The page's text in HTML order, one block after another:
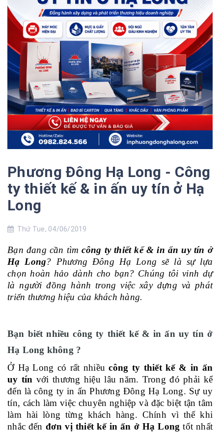
Phương Đông Hạ Long - Công
ty thiết kế & in ấn uy tín ở Hạ
Long
Thứ Tue, 04/06/2019
Bạn đang cần tìmcông ty thiết kế & in ấn uy tín ở
Hạ Long? Phương Đông Hạ Long sẽ là sự lựa
chọn hoàn hảo dành cho bạn? Chúng tôi vinh dự
là người đồng hành trong việc xây dựng và phát
triển thương hiệu của khách hàng.
Bạn biết nhiều công ty thiết kế & in ấn uy tín ở
Hạ Long không ?
Ở Hạ Long có rất nhiềucông ty thiết kế & in ấn
uy tín với thương hiệu lâu năm. Trong đó phải kể
đến là công ty in ấn Phương Đông Hạ Long. Sự uy
tín, cách làm việc chuyên nghiệp và đặc biệt tận tâm
làm hài lòng từng khách hàng. Chính vì thế khi
nhắc đến đơn vị thiết kế in ấn ở Hạ Longtốt nhất